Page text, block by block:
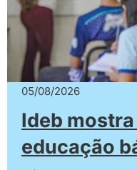
05/08/2026
Ideb
educação